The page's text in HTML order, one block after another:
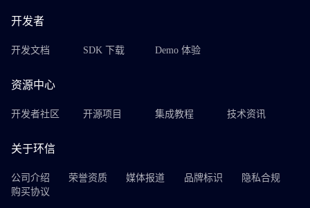
开发者
开发文档 SDK 下载 Demo 体验
资源中心
开发者社区 开源项目 集成教程 技术资讯
关于环信
公司介绍 荣誉资质 媒体报道 品牌标识
隐私合规
购买协议